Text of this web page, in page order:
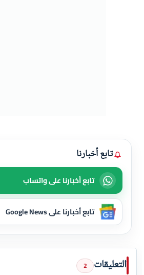
تابع أخبارنا
تابع أخبارنا على واتساب
تابع أخبارنا على Google News
التعليقات 2